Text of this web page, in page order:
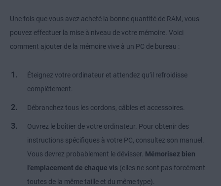
Une fois que vous avez acheté la bonne quantité de RAM, vous
pouvez effectuer la mise à niveau de votre mémoire. Voici
comment ajouter de la mémoire vive à un PC de bureau :
Éteignez votre ordinateur et attendez qu’il refroidisse
complètement.
Débranchez tous les cordons, câbles et accessoires.
Ouvrez le boîtier de votre ordinateur. Pour obtenir des
instructions spécifiques à votre PC, consultez son manuel.
Vous devrez probablement le dévisser. Mémorisez bien
l’emplacement de chaque vis (elles ne sont pas forcément
toutes de la même taille et du même type).